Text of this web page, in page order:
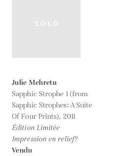
Julie Mehretu
Sapphic Strophe 1 (from
Sapphic Strophes: A Suite
Of Four Prints), 2011
Édition Limitée
Impression en relief?
Vendu